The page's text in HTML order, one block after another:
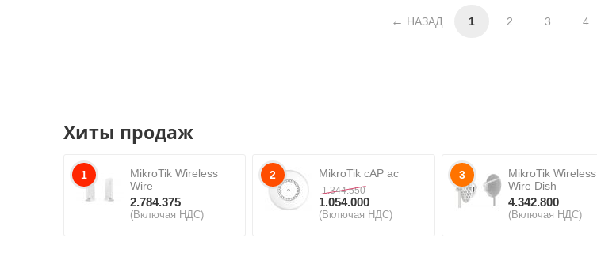
НАЗАД 1 2 3 4
Хиты продаж
1
MikroTik Wireless
Wire
2.784.375
(Включая НДС)
2 MikroTik cAP ac
1.344.550
1.054.000
(Включая НДС)
3
MikroTik Wireless
Wire Dish
4.342.800
(Включая НДС)